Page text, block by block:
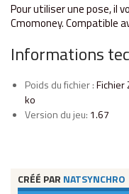
Pour utiliser une pose, il
Cmomoney. Compatible
Informations
Poids du fichier :Fichier
ko
Version du jeu: 1.67
CRÉÉ PAR NATSYNCHRO